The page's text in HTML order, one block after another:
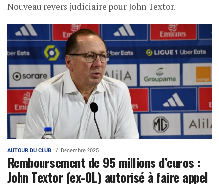
Nouveau revers judiciaire pour John Textor.
AUTOUR DU CLUB Décembre 2025
Remboursement de 95 millions d’euros :
John Textor (ex-OL) autorisé à faire appel